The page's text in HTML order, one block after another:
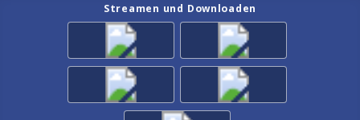
Streamen und Downloaden